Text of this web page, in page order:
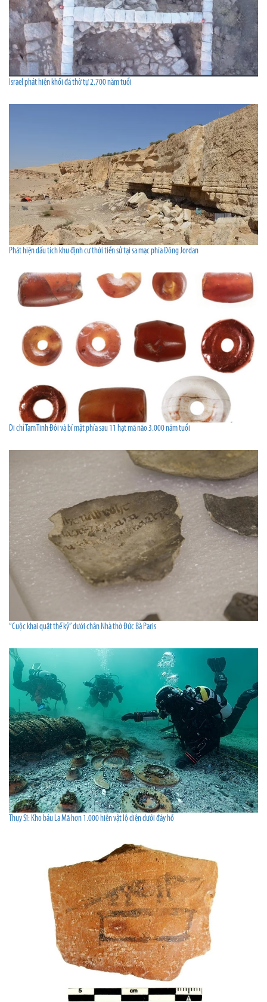
Israel phát hiện khối đá thờ tự 2.700 năm tuổi
Phát hiện dấu tích khu định cư thời tiền sử tại sa mạc phía Đông Jordan
Di chỉ Tam Tinh Đôi và bí mật phía sau 11 hạt mã não 3.000 năm tuổi
“Cuộc khai quật thế kỷ” dưới chân Nhà thờ Đức Bà Paris
Thụy Sĩ: Kho báu La Mã hơn 1.000 hiện vật lộ diện dưới đáy hồ